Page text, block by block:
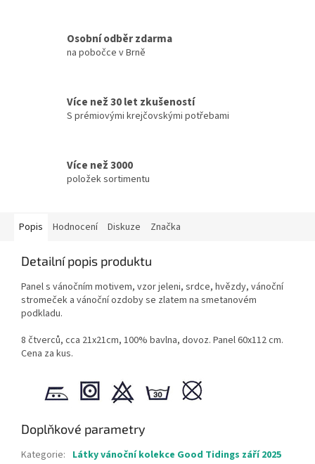
Osobní odběr zdarma
na pobočce v Brně
Více než 30 let zkušeností
S prémiovými krejčovskými potřebami
Více než 3000
položek sortimentu
Popis Hodnocení Diskuze Značka
Detailní popis produktu
Panel s vánočním motivem, vzor jeleni, srdce, hvězdy, vánoční
stromeček a vánoční ozdoby se zlatem na smetanovém
podkladu.
8 čtverců, cca 21x21cm, 100% bavlna, dovoz. Panel 60x112 cm.
Cena za kus.
Doplňkové parametry
Kategorie: Látky vánoční kolekce Good Tidings září 2025